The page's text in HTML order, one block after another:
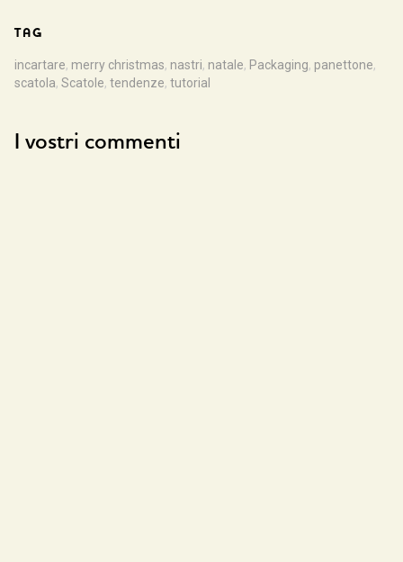
TAG
incartare, merry christmas, nastri, natale, Packaging, panettone,
scatola, Scatole, tendenze, tutorial
I vostri commenti